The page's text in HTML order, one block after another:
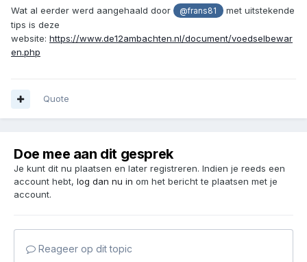
Wat al eerder werd aangehaald door @frans81
met uitstekende
tips is deze
website: https://www.de12ambachten.nl/document/voedselbewar
en.php
Quote
Doe mee aan dit gesprek
Je kunt dit nu plaatsen en later registreren. Indien je reeds een
account hebt, log dan nu in om het bericht te plaatsen met je
account.
Reageer op dit topic